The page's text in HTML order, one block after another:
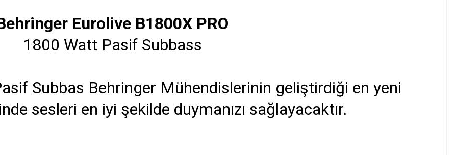
Eurolive B1800X PRO
1800 Watt Pasif Subbass
Subbas Behringer Mühendislerinin geliştirdiği en yeni
sesleri en iyi şekilde duymanızı sağlayacaktır.